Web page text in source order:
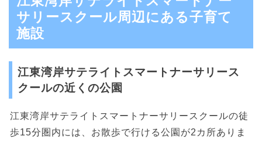
サリースクール周辺にある子育て
施設
江東湾岸サテライトスマートナーサリース
クールの近くの公園
江東湾岸サテライトスマートナーサリースクールの徒
歩15分圏内には、お散歩で行ける公園が2カ所ありま